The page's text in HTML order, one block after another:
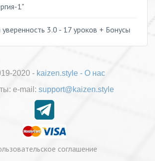
1"
3.0 - 17 уроков + Бонусы
2020 - kaizen.style- О нас
е-mail: support@kaizen.style
соглашение